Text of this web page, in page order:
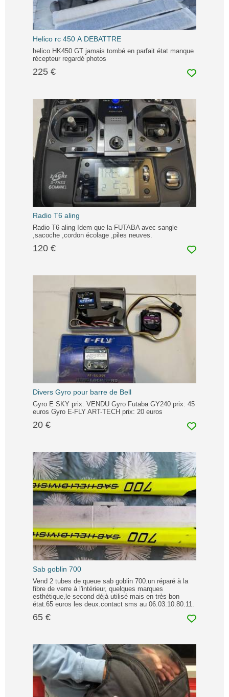
Helico rc 450 A DEBATTRE
helico HK450 GT jamais tombé en parfait état manque
récepteur regardé photos
225 €
Radio T6 aling
Radio T6 aling Idem que la FUTABA avec sangle
,sacoche ,cordon écolage ,piles neuves.
120 €
Divers Gyro pour barre de Bell
Gyro E SKY prix: VENDU Gyro Futaba GY240 prix: 45
euros Gyro E-FLY ART-TECH prix: 20 euros
20 €
Sab goblin 700
Vend 2 tubes de queue sab goblin 700.un réparé à la
fibre de verre à l'intérieur, quelques marques
esthétique,le second déjà utilisé mais en très bon
état.65 euros les deux.contact sms au 06.03.10.80.11.
65 €